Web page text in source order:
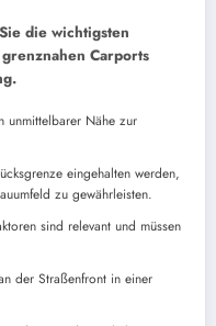
die wichtigsten
Carports
unmittelbarer Nähe zur
eingehalten werden,
zu gewährleisten.
sind relevant und müssen
der Straßenfront in einer